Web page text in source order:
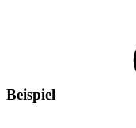
Beispiel